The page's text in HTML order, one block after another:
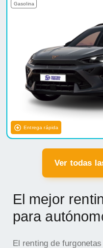
Gasolina
Entrega rápida
Ver todas
El mejor
para
El renting de